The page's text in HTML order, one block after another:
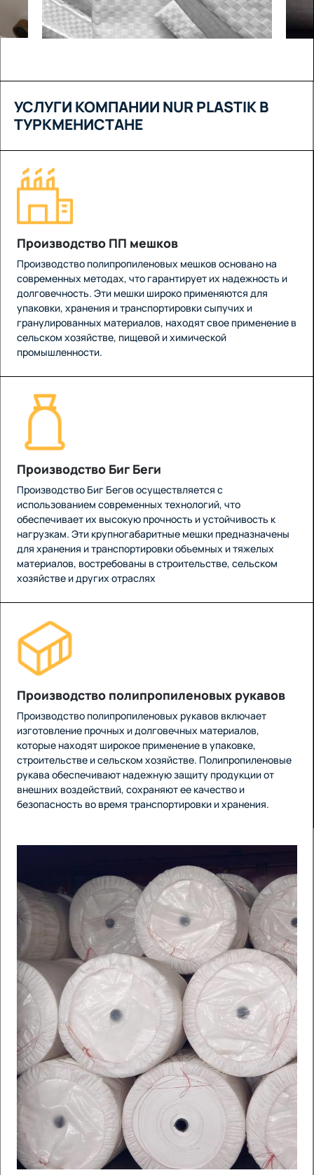
УСЛУГИ КОМПАНИИ NUR PLASTIK В
ТУРКМЕНИСТАНЕ
Производство ПП мешков
Производство полипропиленовых мешков основано на
современных методах, что гарантирует их надежность и
долговечность. Эти мешки широко применяются для
упаковки, хранения и транспортировки сыпучих и
гранулированных материалов, находят свое применение в
сельском хозяйстве, пищевой и химической
промышленности.
Производство Биг Беги
Производство Биг Бегов осуществляется с
использованием современных технологий, что
обеспечивает их высокую прочность и устойчивость к
нагрузкам. Эти крупногабаритные мешки предназначены
для хранения и транспортировки объемных и тяжелых
материалов, востребованы в строительстве, сельском
хозяйстве и других отраслях
Производство полипропиленовых рукавов
Производство полипропиленовых рукавов включает
изготовление прочных и долговечных материалов,
которые находят широкое применение в упаковке,
строительстве и сельском хозяйстве. Полипропиленовые
рукава обеспечивают надежную защиту продукции от
внешних воздействий, сохраняют ее качество и
безопасность во время транспортировки и хранения.